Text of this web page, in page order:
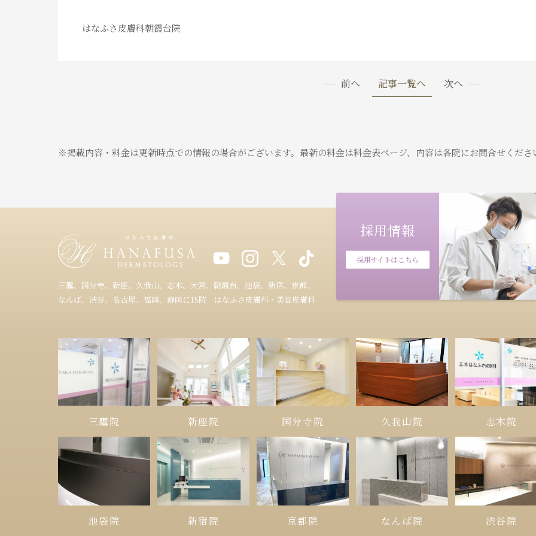
はなふさ皮膚科朝霞台院
前へ 記事一覧へ 次へ
※掲載内容・料金は更新時点での情報の場合がございます。 最新の料金は料金表ページ、内容は各院にお問合せくださ
採用情報
採用サイトはこちら
三鷹、国分寺、新座、久我山、志木、大宮、朝霞台、池袋、新宿、京都、
なんば、渋谷、名古屋、福岡、静岡に15院 はなふさ皮膚科・美容皮膚科
三鷹院 新座院 国分寺院 久我山院 志木院
池袋院 新宿院 京都院 なんば院 渋谷院